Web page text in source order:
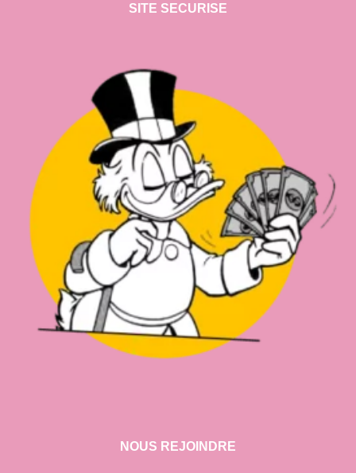
SITE SECURISE
NOUS REJOINDRE